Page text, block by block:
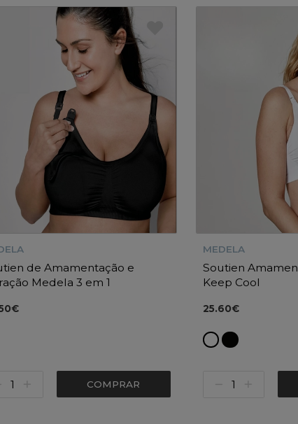
de Amamentação e
Medela 3 em 1
COMPRAR
MEDELA
Soutien
Keep Cool
25.60€